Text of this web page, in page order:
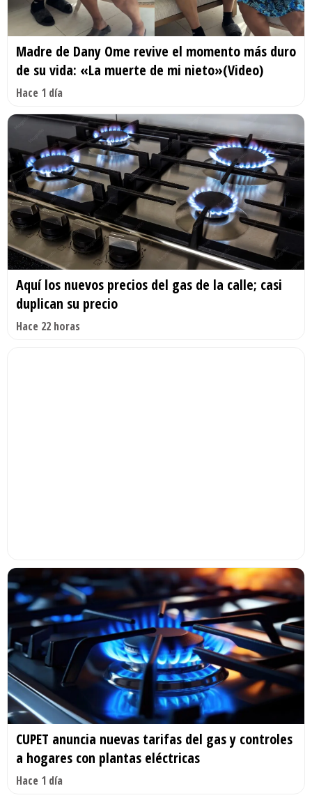
Madre de Dany Ome revive el momento más duro
de su vida: «La muerte de mi nieto»(Video)
Hace 1 día
Aquí los nuevos precios del gas de la calle; casi
duplican su precio
Hace 22 horas
CUPET anuncia nuevas tarifas del gas y controles
a hogares con plantas eléctricas
Hace 1 día